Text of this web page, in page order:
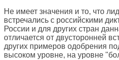
Не имеет значения и то, что
встречались с российскими
России и для других стран
отличается от двусторонней
других примеров одобрения
высоком уровне, на уровне